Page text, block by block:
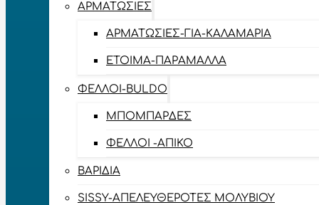
ΑΡΜΑΤΩΣΙΈΣ
ΑΡΜΑΤΩΣΙΈΣ-ΓΙΑ-ΚΑΛΑΜΆΡΙΑ
ΈΤΟΙΜΑ-ΠΑΡΆΜΑΛΛΑ
ΦΕΛΛΟΊ-BULDO
ΜΠΟΜΠΆΡΔΕΣ
ΦΕΛΛΟΊ -ΑΠΊΚΟ
ΒΑΡΊΔΙΑ
SISSY-ΑΠΕΛΕΥΘΕΡΟΤΈΣ ΜΟΛΥΒΙΟΎ